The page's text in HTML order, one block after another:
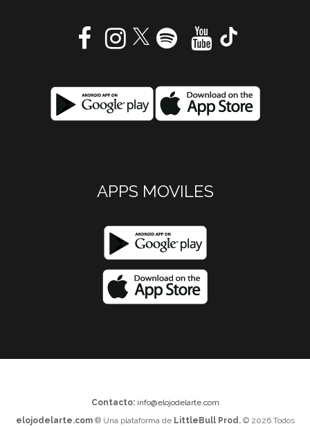
APPS MOVILES
Contacto: info@elojodelarte.com
elojodelarte.com® Una plataforma de LittleBull Prod.© 2026 Todos